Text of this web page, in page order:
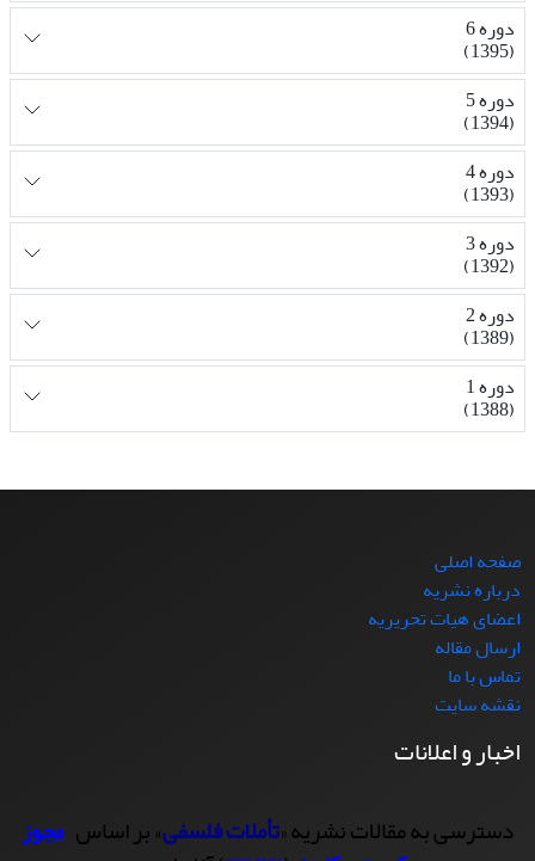
دوره 6
(1395)
دوره 5
(1394)
دوره 4
(1393)
دوره 3
(1392)
دوره 2
(1389)
دوره 1
(1388)
صفحه اصلی
درباره نشریه
اعضای هیات تحریریه
ارسال مقاله
تماس با ما
نقشه سایت
اخبار و اعلانات
دسترسی به مقالات نشریه «تأملات فلسفی» بر اساس مجوز